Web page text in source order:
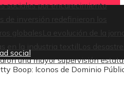
sociales por encarecimiento
de inversión redefinieron los
globales
La evolución de la
en la industria textil Los
una mayor supervisión
social
Boop: Iconos de Dominio